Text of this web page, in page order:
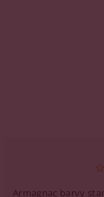
Armagnac barvy